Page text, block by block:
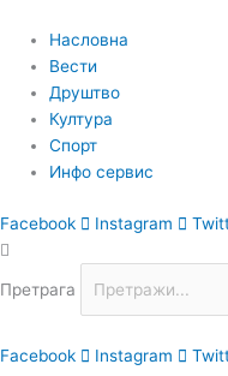
садржај
Насловна
Вести
Друштво
Култура
Спорт
Инфо сервис
Facebook Instagram
Претрага
Facebook Instagram